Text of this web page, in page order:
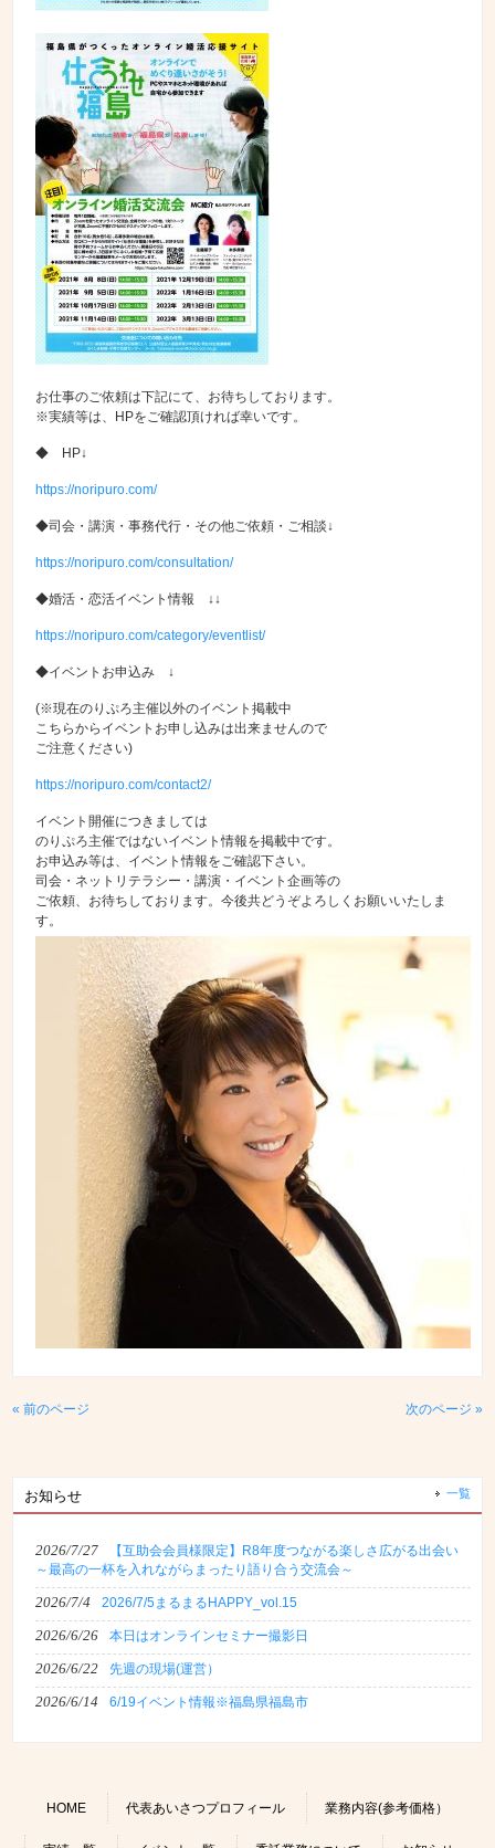
お仕事のご依頼は下記にて、お待ちしております。
※実績等は、HPをご確認頂ければ幸いです。
◆ HP↓
https://noripuro.com/
◆司会・講演・事務代行・その他ご依頼・ご相談↓
https://noripuro.com/consultation/
◆婚活・恋活イベント情報 ↓↓
https://noripuro.com/category/eventlist/
◆イベントお申込み ↓
(※現在のりぷろ主催以外のイベント掲載中
こちらからイベントお申し込みは出来ませんので
ご注意ください)
https://noripuro.com/contact2/
イベント開催につきましては
のりぷろ主催ではないイベント情報を掲載中です。
お申込み等は、イベント情報をご確認下さい。
司会・ネットリテラシー・講演・イベント企画等の
ご依頼、お待ちしております。今後共どうぞよろしくお願いいたしま
す。
« 前のページ 次のページ »
お知らせ 一覧
2026/7/27
【互助会会員様限定】R8年度つながる楽しさ広がる出会い
～最高の一杯を入れながらまったり語り合う交流会～
2026/7/4 2026/7/5まるまるHAPPY_vol.15
2026/6/26 本日はオンラインセミナー撮影日
2026/6/22 先週の現場(運営）
2026/6/14 6/19イベント情報※福島県福島市
HOME 代表あいさつプロフィール 業務内容(参考価格）